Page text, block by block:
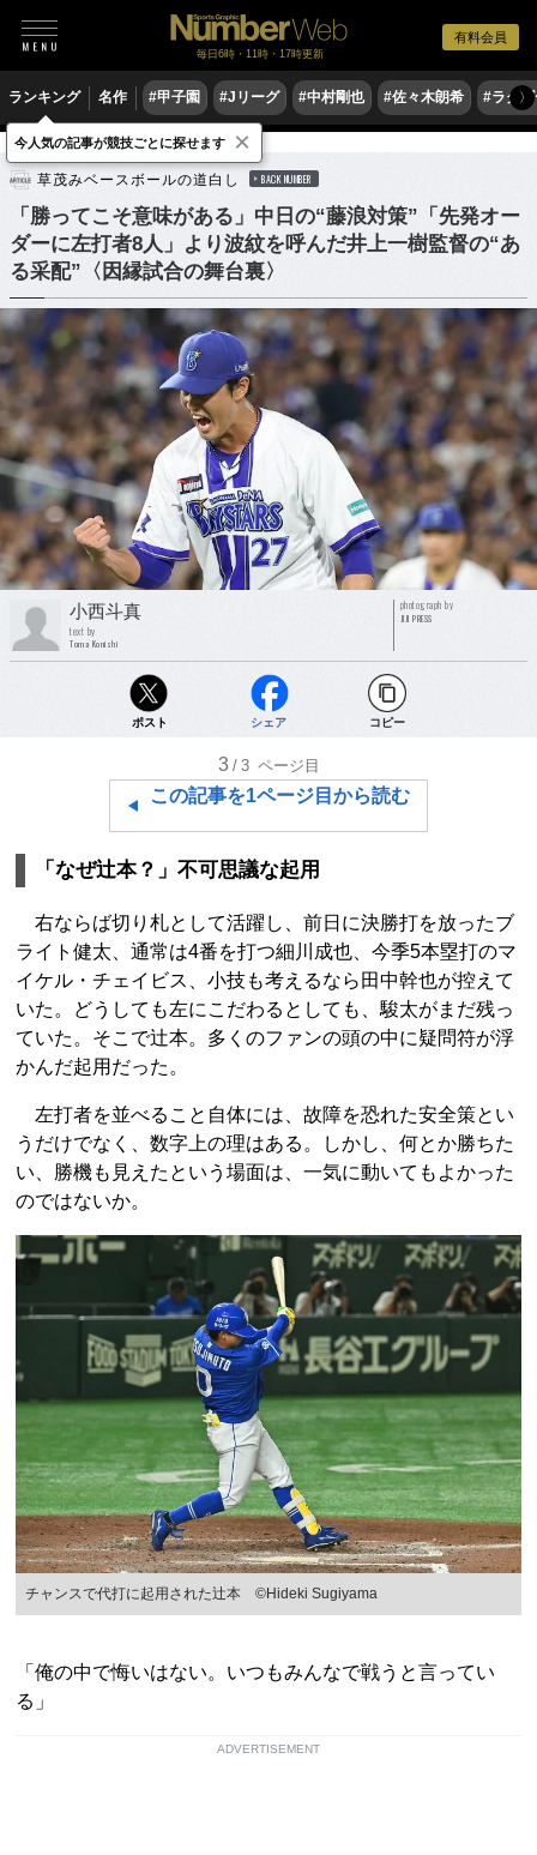
有料会員
毎日6時・11時・17時更新
ランキング 名作 #甲子園 #Jリーグ #中村剛也 #佐々木朗希 #ラグ〉
野球 プロ野球
草茂みベースボールの道白し BACK NUMBER
「勝ってこそ意味がある」中日の“藤浪対策”「先発オー
ダーに左打者8人」より波紋を呼んだ井上一樹監督の“あ
る采配”〈因縁試合の舞台裏〉
小西斗真
text by
Toma Konishi
photograph by
JIJI PRESS
ポスト シェア コピー
3 /3 ページ目
この記事を1ページ目から読む
「なぜ辻本？」不可思議な起用
右ならば切り札として活躍し、前日に決勝打を放ったブ
ライト健太、通常は4番を打つ細川成也、今季5本塁打のマ
イケル・チェイビス、小技も考えるなら田中幹也が控えて
いた。どうしても左にこだわるとしても、駿太がまだ残っ
ていた。そこで辻本。多くのファンの頭の中に疑問符が浮
かんだ起用だった。
左打者を並べること自体には、故障を恐れた安全策とい
うだけでなく、数字上の理はある。しかし、何とか勝ちた
い、勝機も見えたという場面は、一気に動いてもよかった
のではないか。
チャンスで代打に起用された辻本 ©Hideki Sugiyama
「俺の中で悔いはない。いつもみんなで戦うと言ってい
る」
ADVERTISEMENT
今人気の記事が競技ごとに探せます ×